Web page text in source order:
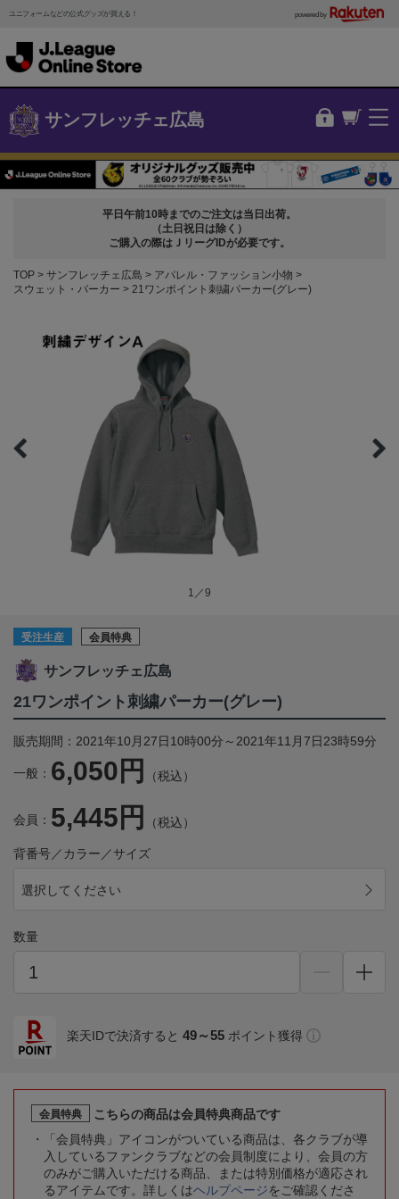
ユニフォームなどの公式グッズが買える！ powered by
サンフレッチェ広島
平日午前10時までのご注文は当日出荷。
（土日祝日は除く）
ご購入の際はＪリーグIDが必要です。
TOP サンフレッチェ広島
アパレル・ファッション小物
スウェット・パーカー
21ワンポイント刺繍パーカー(グレー)
1／9
受注生産 会員特典
サンフレッチェ広島
21ワンポイント刺繍パーカー(グレー)
販売期間：2021年10月27日10時00分～2021年11月7日23時59分
一般： 6,050円 （税込）
会員： 5,445円 （税込）
背番号／カラー／サイズ
選択してください
数量
楽天IDで決済すると 49～55 ポイント獲得
会員特典
こちらの商品は会員特典商品です
「会員特典」アイコンがついている商品は、各クラブが導
入しているファンクラブなどの会員制度により、会員の方
のみがご購入いただける商品、または特別価格が適応され
るアイテムです。詳しくはヘルプページをご確認くださ